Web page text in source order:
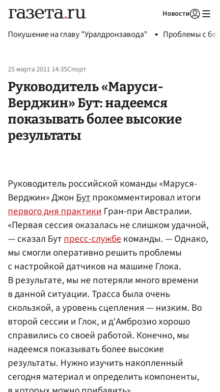
Новости
Покушение на главу "Уралдронзавода" Проблемы с
25 марта 2011 14:35Спорт
Руководитель «Маруси-
Верджин» Бут: надеемся
показывать более высокие
результаты
Руководитель российской команды «Маруся-
Верджин» ДжонБутпрокомментировал итоги
первого дня практикиГран-при Австралии.
«Первая сессия оказалась не слишком удачной,
— сказал Бутпресс-службекоманды. — Однако,
мы смогли оперативно решить проблемы
с настройкой датчиков на машине Глока.
В результате, мы не потеряли много времени
в данной ситуации. Трасса была очень
скользкой, а уровень сцепления — низким. Во
второй сессии и Глок, и д'Амброзио хорошо
справились со своей работой. Конечно, мы
надеемся показывать более высокие
результаты. Нужно изучить накопленный
сегодня материал и определить компоненты,